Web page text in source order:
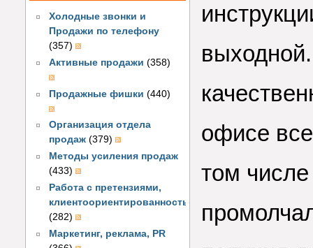
Холодные звонки и
Продажи по телефону
(357)
Активные продажи (358)
Продажные фишки (440)
Организация отдела
продаж (379)
Методы усиления продаж
(433)
Работа с претензиями,
клиентоориентированность
(282)
Маркетинг, реклама, PR
офисе
том